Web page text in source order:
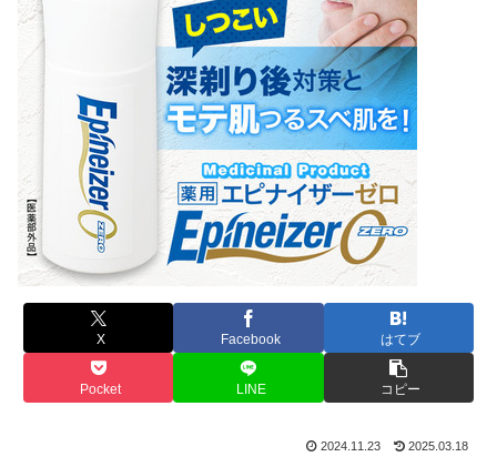
X Facebook はてブ
Pocket LINE コピー
2024.11.23 2025.03.18